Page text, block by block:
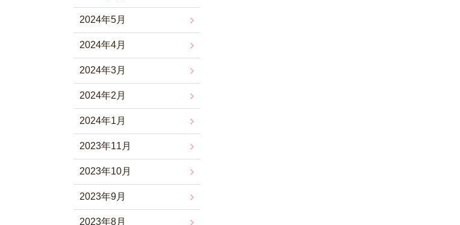
2024年5月
2024年4月
2024年3月
2024年2月
2024年1月
2023年11月
2023年10月
2023年9月
2023年8月